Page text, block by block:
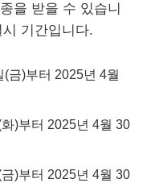
을 받을 수 있습니
기간입니다.
금)부터 2025년 4월
)부터 2025년 4월 30
)부터 2025년 4월 30